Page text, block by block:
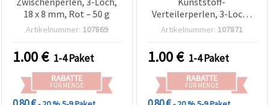
18 x 8 mm, Rot – 50 g
Artikelnummer: 107869
1.00€ 1-4 Paket
RABATTE
FÜR MENGE
Verteilerperlen, 3-Loch-
Verbinder, 18 x 7 mm - 50
mehrreihigen Schmuck &
kreative DIY-
Bastelprojekte
Artikelnummer: 107871
1.00€ 1-4 Paket
RABATTE
FÜR MENGE